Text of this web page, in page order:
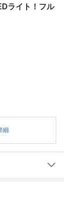
D/CD→SDへ録音
ライト！フル
細